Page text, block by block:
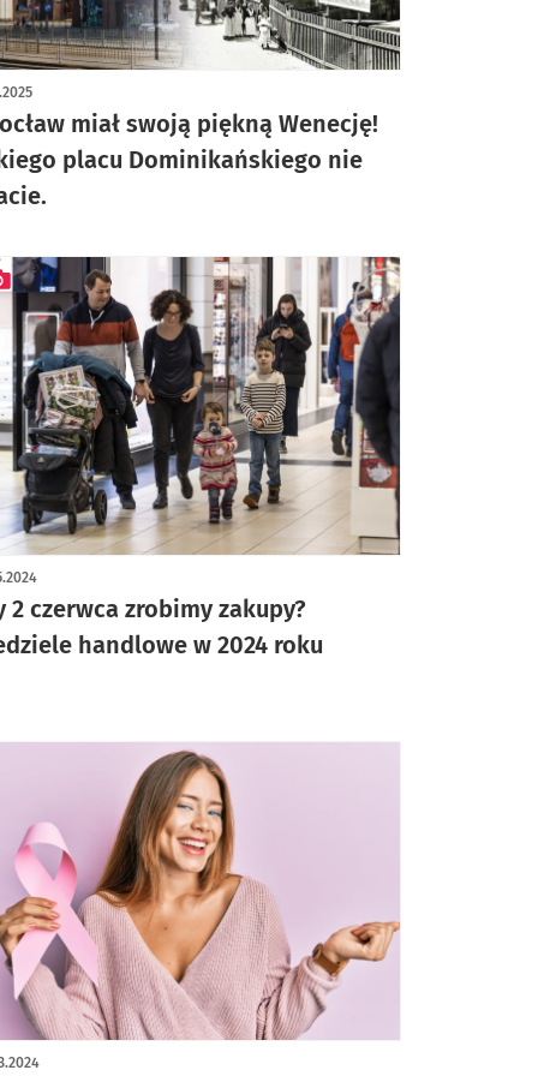
miał swoją piękną Wenecję!
placu Dominikańskiego nie
z galerią zdjęć
2 czerwca zrobimy zakupy?
handlowe w 2024 roku
z galerią zdjęć